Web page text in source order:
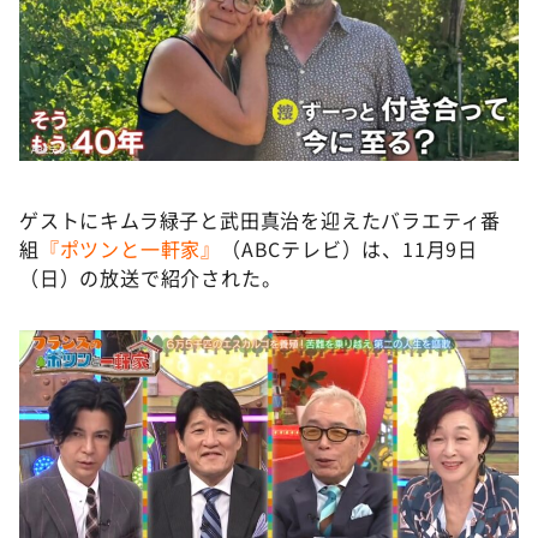
ゲストにキムラ緑子と武田真治を迎えたバラエティ番
組 『ポツンと一軒家』
（ABCテレビ）は、11月9日
（日）の放送で紹介された。